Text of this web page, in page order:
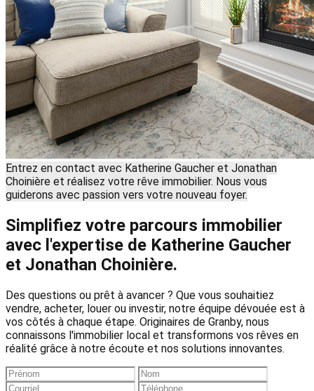
Entrez en contact avec Katherine Gaucher et Jonathan
Choinière et réalisez votre rêve immobilier. Nous vous
guiderons avec passion vers votre nouveau foyer.
Simplifiez votre parcours immobilier
avec l'expertise de Katherine Gaucher
et Jonathan Choinière.
Des questions ou prêt à avancer ? Que vous souhaitiez
vendre, acheter, louer ou investir, notre équipe dévouée est à
vos côtés à chaque étape. Originaires de Granby, nous
connaissons l'immobilier local et transformons vos rêves en
réalité grâce à notre écoute et nos solutions innovantes.